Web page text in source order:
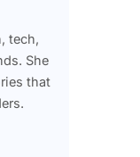
tech,
She
that